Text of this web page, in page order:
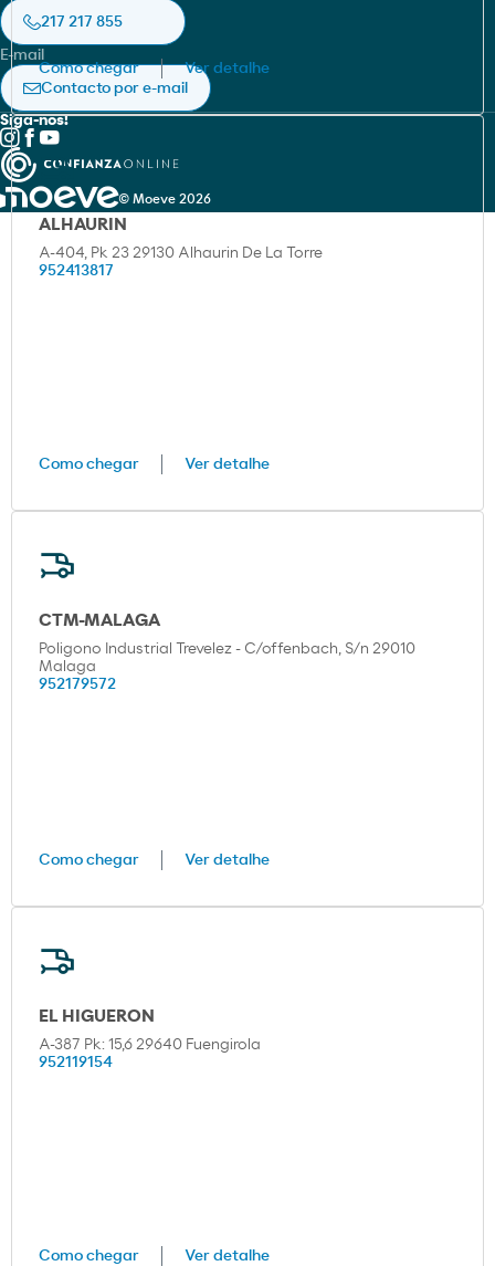
Como chegar Ver detalhe
ALHAURIN
A-404, Pk 23 29130 Alhaurin De La Torre
952413817
Como chegar Ver detalhe
CTM-MALAGA
Poligono Industrial Trevelez - C/offenbach, S/n 29010
Malaga
952179572
Como chegar Ver detalhe
EL HIGUERON
A-387 Pk: 15,6 29640 Fuengirola
952119154
Como chegar Ver detalhe
HSEQ e Sustentabilidade
Política de cookies
Aviso legal
Política de privacidade
217 217 855
E-mail
Contacto por e-mail
© Moeve 2026
Siga-nos!